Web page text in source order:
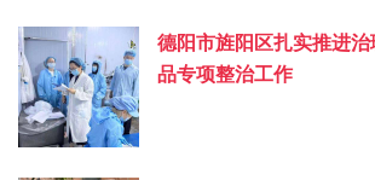
德阳市旌阳区扎实推进治
品专项整治工作